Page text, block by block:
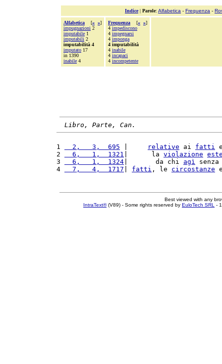
Indice| Parole: Alfabetica - Frequenza -
Alfabetica [« »]
impugnazioni 2
imputabile 1
imputabili 2
imputabilità 4
imputato 17
in 1390
inabile 4
Frequenza [« »]
4 impediscono
4 impegnarsi
4 imponga
4 imputabilità
4 inabile
4 incapaci
4 incompetente
Libro, Parte, Can.
1
  2,   3,  695
relative ai fatti
2
  6,   1,  1321
|      la violazione
3
  6,   1,  1324
|       da chi agì
4
  7,   4,  1717
fatti , le circostanze
Best viewed with any
IntraText®(V89) - Some rights reserved by EuloTech SRL -